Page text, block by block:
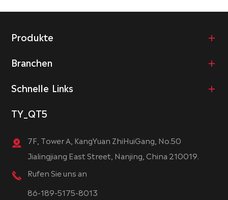
Produkte
Branchen
Schnelle Links
TY_QT5
7F, Tower A, KangYuan ZhiHuiGang, No.50
Jialingjiang East Street, Nanjing, China 210019.
Rufen Sie uns an
86-189-5175-8013